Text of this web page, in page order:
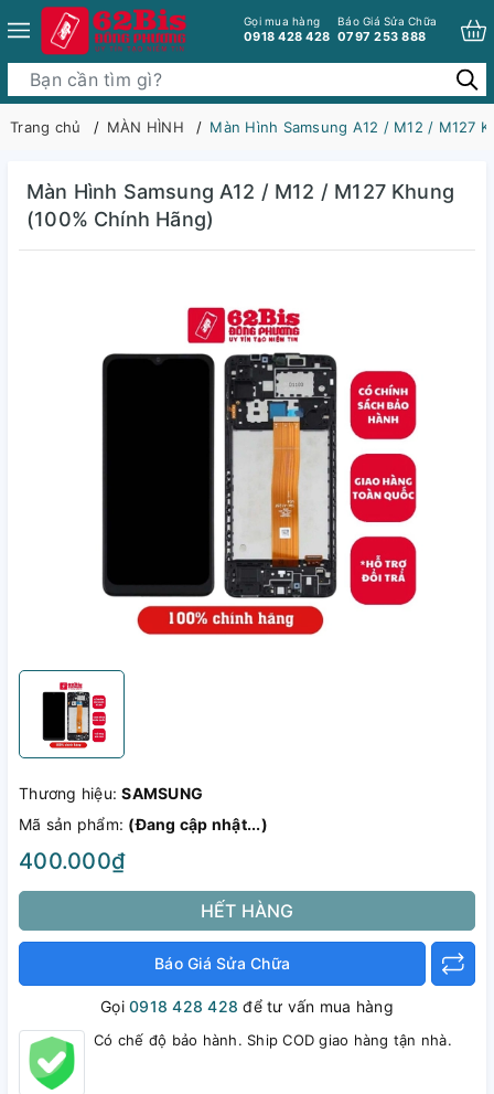
Gọi mua hàng
0918 428 428
Báo Giá Sửa Chữa
0797 253 888
Trang chủ MÀN HÌNH Màn Hình Samsung A12 / M12 / M127
Màn Hình Samsung A12 / M12 / M127 Khung
(100% Chính Hãng)
Thương hiệu:SAMSUNG
Mã sản phẩm: (Đang cập nhật...)
400.000₫
HẾT HÀNG
Báo Giá Sửa Chữa
Gọi0918 428 428 để tư vấn mua hàng
Có chế độ bảo hành. Ship COD giao hàng tận nhà.